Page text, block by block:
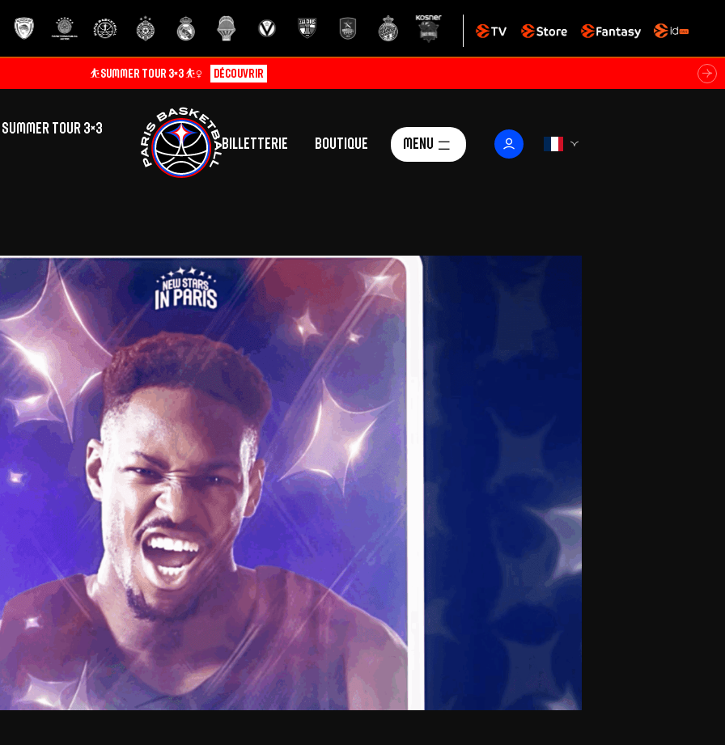
⛹️SUMMER TOUR 3×3 ⛹️‍♀️ Découvrir
SUMMER TOUR 3×3
Billetterie Boutique Menu
Présentation
La vie au centre
Effectif
Camps
Actualités
Histoire
Foundation
Parisii
Volontaires
ON RECRUTE
Contact
Adidas Arena
Accès et informations
Arena Tour
Événements et séminaires
Entertainment
FAQ
Partenaires
Nos partenaires
Devenir partenaire
Business Club